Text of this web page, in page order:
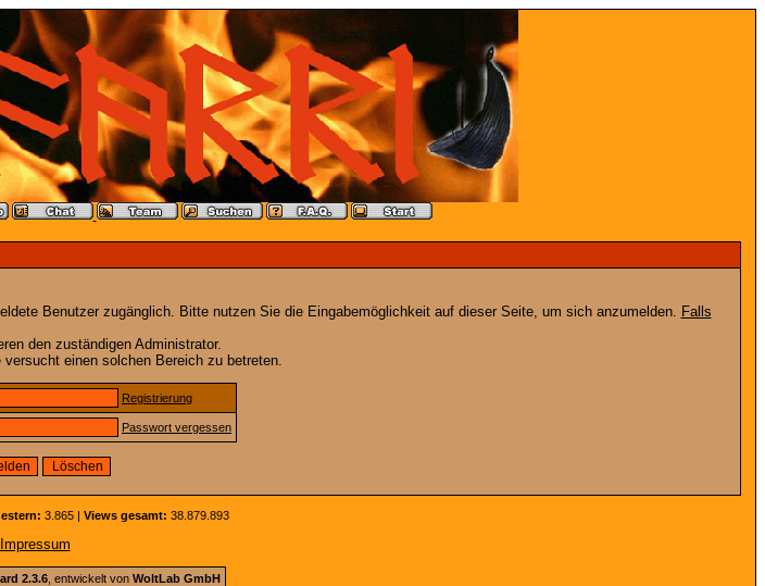
Benutzer zugänglich. Bitte nutzen Sie die Eingabemöglichkeit auf dieser Seite, um sich anzumelden. Falls
den zuständigen Administrator.
einen solchen Bereich zu betreten.
Registrierung
Passwort vergessen
3.865 | Views gesamt: 38.879.893
Impressum
2.3.6, entwickelt von WoltLab GmbH